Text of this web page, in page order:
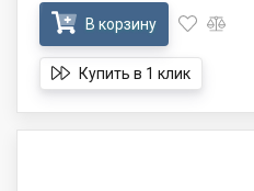
В корзину
Купить в 1 клик